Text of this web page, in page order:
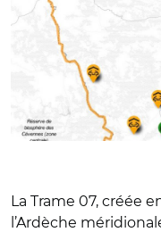
La Trame 07, créée
l’Ardèche